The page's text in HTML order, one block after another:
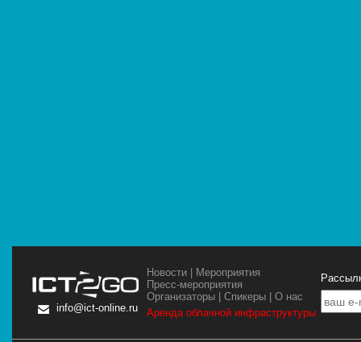
info@ict-online.ru
Новости
Мероприятия
Пресс-мероприятия
Организаторы |Спикеры |О нас
Аренда облачной инфраструктуры